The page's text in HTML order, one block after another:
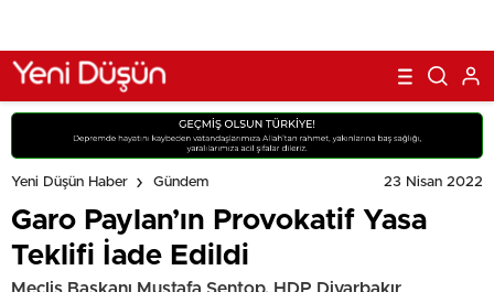
Yeni Düşün Haber Gündem 23 Nisan 2022
Garo Paylan’ın Provokatif Yasa
Teklifi İade Edildi